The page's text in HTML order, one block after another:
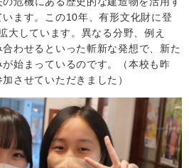
ます。この10年、有形文化財に登
大しています。異なる分野、例え
わせるといった斬新な発想で、新た
始まっているのです。（本校も昨
させていただきました）